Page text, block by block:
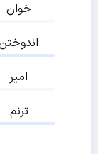
خوان
امیر
ترنم